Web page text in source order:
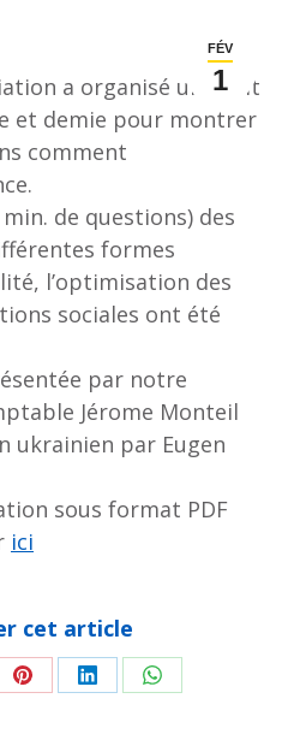
FÉV
1
a organisé un petit
et demie pour montrer
comment
de questions) des
formes
l’optimisation des
sociales ont été
par notre
Jérome Monteil
ukrainien par Eugen
sous format PDF
ici
cet article
PartagerPartagerPartager